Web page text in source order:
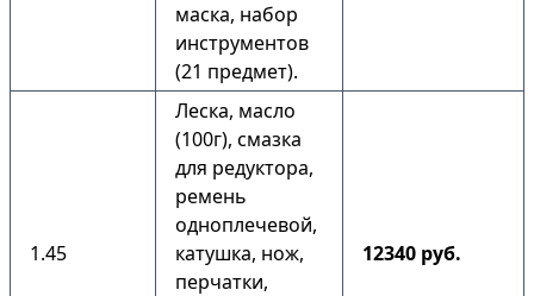
маска, набор
инструментов
(21 предмет).
1.45
Леска, масло
(100г), смазка
для редуктора,
ремень
одноплечевой,
катушка, нож,
перчатки,
12340 руб.